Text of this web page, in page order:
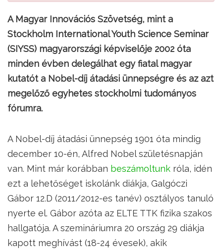
A Magyar Innovációs Szövetség, mint a
Stockholm International Youth Science Seminar
(SIYSS) magyarországi képviselője 2002 óta
minden évben delegálhat egy fiatal magyar
kutatót a Nobel-díj átadási ünnepségre és az azt
megelőző egyhetes stockholmi tudományos
fórumra.
A Nobel-díj átadási ünnepség 1901 óta mindig
december 10-én, Alfred Nobel születésnapján
van. Mint már korábban beszámoltunk róla, idén
ezt a lehetőséget iskolánk diákja, Galgóczi
Gábor 12.D (2011/2012-es tanév) osztályos tanuló
nyerte el. Gábor azóta az ELTE TTK fizika szakos
hallgatója. A szemináriumra 20 ország 29 diákja
kapott meghívást (18-24 évesek), akik